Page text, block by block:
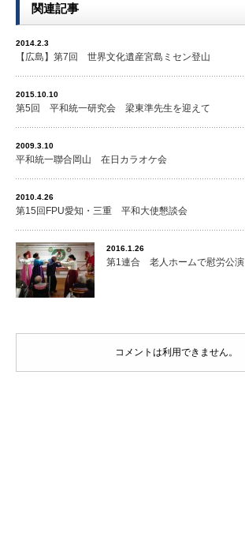
関連記事
2014.2.3
【広島】第7回 世界文化遺産宮島ミセン登山
2015.10.10
第5回 平和統一研究会 梁東準先生を迎えて
2009.3.10
平和統一聯合岡山 在日カラオケ会
2010.4.26
第15回FPU愛知・三重 平和大使懇談会
2016.1.26
第1連合 老人ホームで慰労公演
コメントは利用できません。